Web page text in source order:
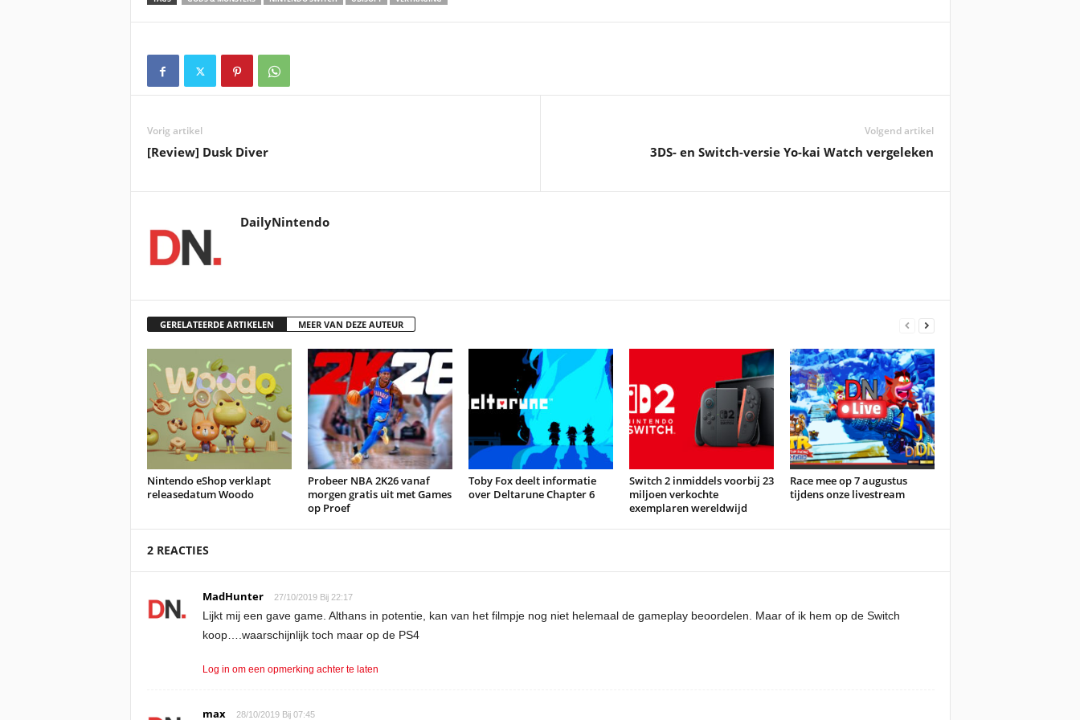
Vorig artikel
[Review] Dusk Diver
Volgend artikel
3DS- en Switch-versie Yo-kai Watch vergeleken
DailyNintendo
GERELATEERDE ARTIKELEN MEER VAN DEZE AUTEUR
Nintendo eShop verklapt
releasedatum Woodo
Probeer NBA 2K26 vanaf
morgen gratis uit met Games
op Proef
Toby Fox deelt informatie
over Deltarune Chapter 6
Switch 2 inmiddels voorbij 23
miljoen verkochte
exemplaren wereldwijd
Race mee op 7 augustus
tijdens onze livestream
2 REACTIES
MadHunter 27/10/2019 Bij 22:17
Lijkt mij een gave game. Althans in potentie, kan van het filmpje nog niet helemaal de gameplay beoordelen. Maar of ik hem op de Switch
koop….waarschijnlijk toch maar op de PS4
Log in om een opmerking achter te laten
max 28/10/2019 Bij 07:45